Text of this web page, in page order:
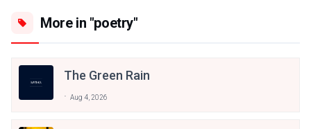
More in "poetry"
The Green Rain
Aug 4, 2026